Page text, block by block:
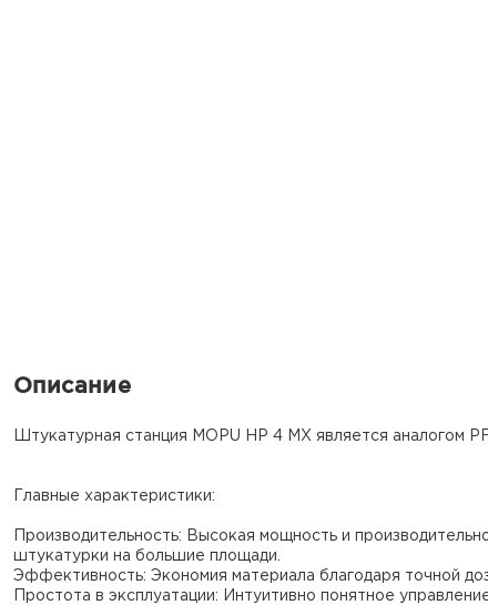
Описание
Штукатурная станция MOPU HP 4 MX является аналогом
Главные характеристики:
Производительность: Высокая мощность и
штукатурки на большие площади.
Эффективность: Экономия материала благодаря точной
Простота в эксплуатации: Интуитивно понятное